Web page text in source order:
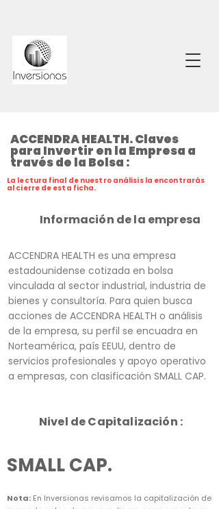
ACCENDRA HEALTH. Claves
para Invertir en la Empresa a
través de la Bolsa :
La lectura final de nuestro análisis la encontrarás
al cierre de esta ficha.
Información de la empresa
ACCENDRA HEALTH es una empresa
estadounidense cotizada en bolsa
vinculada al sector industrial, industria de
bienes y consultoría. Para quien busca
acciones de ACCENDRA HEALTH o análisis
de la empresa, su perfil se encuadra en
Norteamérica, país EEUU, dentro de
servicios profesionales y apoyo operativo
a empresas, con clasificación SMALL CAP.
Nivel de Capitalización :
SMALL CAP.
Nota: En Inversionas revisamos la capitalización de